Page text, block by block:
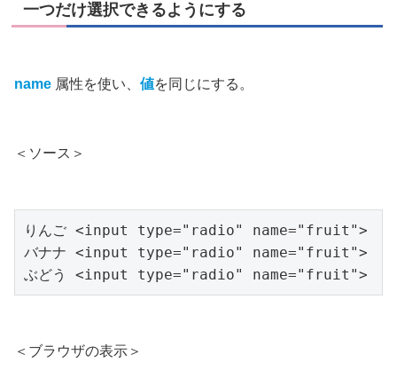
一つだけ選択できるようにする
name 属性を使い、 値を同じにする。
＜ソース＞
りんご <input type="radio" name="fruit">
バナナ <input type="radio" name="fruit">
ぶどう <input type="radio" name="fruit">
＜ブラウザの表示＞